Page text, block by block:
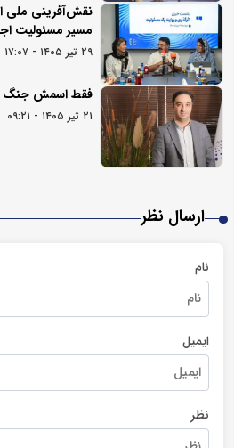
نقش‌آفرینی ملی
مسیر مسئولیت
۲۹ تیر ۱۴۰۵ - ۱۷:۰۷
فقط اسمش جنگ
۲۱ تیر ۱۴۰۵ - ۰۹:۲۱
ارسال نظر
نام
ایمیل
نظر